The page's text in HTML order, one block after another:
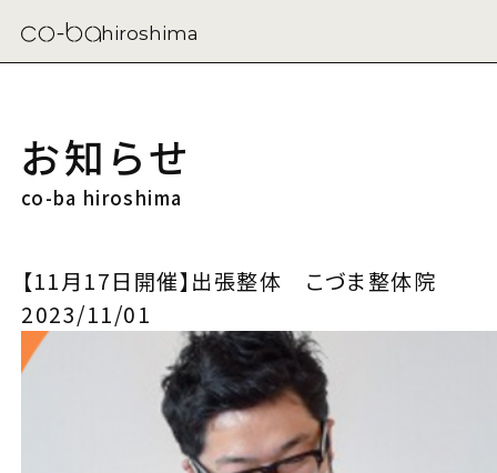
hiroshima
お知らせ
co-ba hiroshima
【11月17日開催】出張整体 こづま整体院
2023/11/01